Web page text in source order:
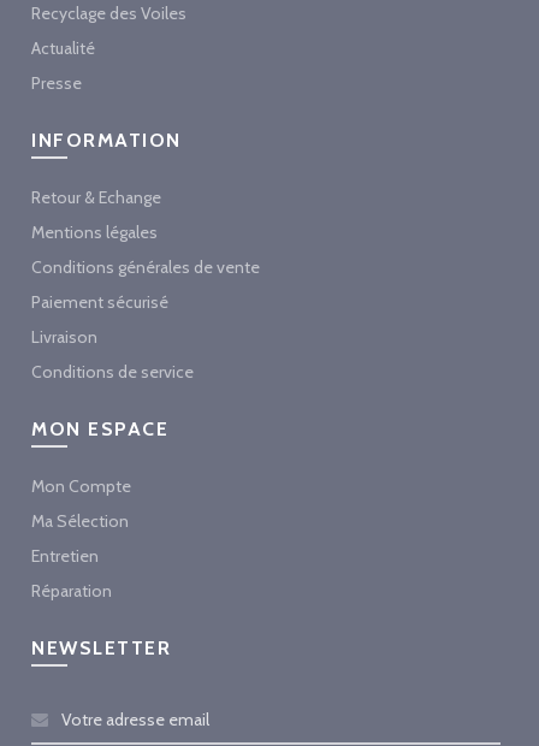
Recyclage des Voiles
Actualité
Presse
INFORMATION
Retour & Echange
Mentions légales
Conditions générales de vente
Paiement sécurisé
Livraison
Conditions de service
MON ESPACE
Mon Compte
Ma Sélection
Entretien
Réparation
NEWSLETTER